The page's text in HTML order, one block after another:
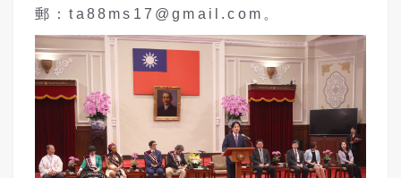
郵：ta88ms17@gmail.com。